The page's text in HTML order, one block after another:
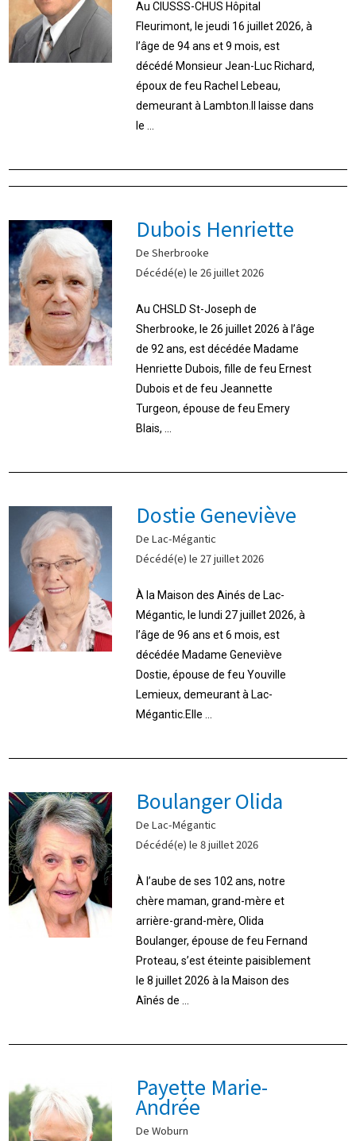
Au CIUSSS-CHUS Hôpital
Fleurimont, le jeudi 16 juillet 2026, à
l’âge de 94 ans et 9 mois, est
décédé Monsieur Jean-Luc Richard,
époux de feu Rachel Lebeau,
demeurant à Lambton.Il laisse dans
le ...
Dubois Henriette
De Sherbrooke
Décédé(e) le 26 juillet 2026
Au CHSLD St-Joseph de
Sherbrooke, le 26 juillet 2026 à l’âge
de 92 ans, est décédée Madame
Henriette Dubois, fille de feu Ernest
Dubois et de feu Jeannette
Turgeon, épouse de feu Emery
Blais, ...
Dostie Geneviève
De Lac-Mégantic
Décédé(e) le 27 juillet 2026
À la Maison des Ainés de Lac-
Mégantic, le lundi 27 juillet 2026, à
l’âge de 96 ans et 6 mois, est
décédée Madame Geneviève
Dostie, épouse de feu Youville
Lemieux, demeurant à Lac-
Mégantic.Elle ...
Boulanger Olida
De Lac-Mégantic
Décédé(e) le 8 juillet 2026
À l’aube de ses 102 ans, notre
chère maman, grand-mère et
arrière-grand-mère, Olida
Boulanger, épouse de feu Fernand
Proteau, s’est éteinte paisiblement
le 8 juillet 2026 à la Maison des
Aînés de ...
Payette Marie-
Andrée
De Woburn